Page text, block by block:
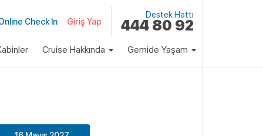
Check In Giriş Yap
Destek Hattı
444 80 92
Cruise Hakkında Gemide Yaşam